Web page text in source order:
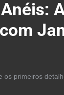
os primeiros